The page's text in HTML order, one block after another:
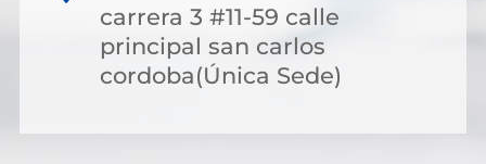
carrera 3 #11-59 calle
principal san carlos
cordoba(Única Sede)